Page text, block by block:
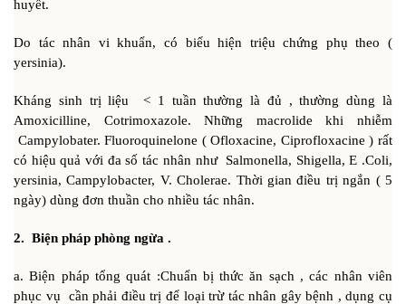
huyết.
Do tác nhân vi khuẩn, có biểu hiện triệu chứng phụ theo (
yersinia).
Kháng sinh trị liệu < 1 tuần thường là đủ , thường dùng là
Amoxicilline, Cotrimoxazole. Những macrolide khi nhiễm
Campylobater. Fluoroquinelone ( Ofloxacine, Ciprofloxacine ) rất
có hiệu quả với đa số tác nhân như Salmonella, Shigella, E .Coli,
yersinia, Campylobacter, V. Cholerae. Thời gian điều trị ngắn ( 5
ngày) dùng đơn thuần cho nhiều tác nhân.
2. Biện pháp phòng ngừa .
a. Biện pháp tổng quát :Chuẩn bị thức ăn sạch , các nhân viên
phục vụ cần phải điều trị để loại trừ tác nhân gây bệnh , dụng cụ